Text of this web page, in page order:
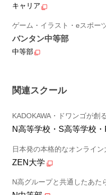
キャリア
ゲーム・イラスト・eスポー
バンタン中等部
中等部
関連スクール
KADOKAWA・ドワンゴが創
N高等学校・S高等学校
日本発の本格的なオンライン
ZEN大学
N高グループと共通したあた